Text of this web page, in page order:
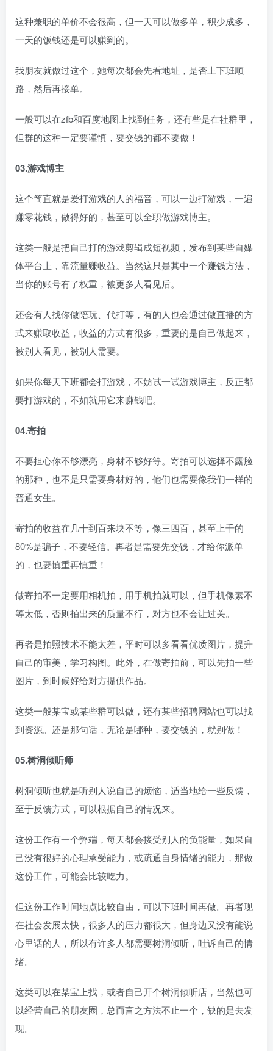
这种兼职的单价不会很高，但一天可以做多单，积少成多，
一天的饭钱还是可以赚到的。
我朋友就做过这个，她每次都会先看地址，是否上下班顺
路，然后再接单。
一般可以在zfb和百度地图上找到任务，还有些是在社群里，
但群的这种一定要谨慎，要交钱的都不要做！
03.游戏博主
这个简直就是爱打游戏的人的福音，可以一边打游戏，一遍
赚零花钱，做得好的，甚至可以全职做游戏博主。
这类一般是把自己打的游戏剪辑成短视频，发布到某些自媒
体平台上，靠流量赚收益。当然这只是其中一个赚钱方法，
当你的账号有了权重，被更多人看见后。
还会有人找你做陪玩、代打等，有的人也会通过做直播的方
式来赚取收益，收益的方式有很多，重要的是自己做起来，
被别人看见，被别人需要。
如果你每天下班都会打游戏，不妨试一试游戏博主，反正都
要打游戏的，不如就用它来赚钱吧。
04.寄拍
不要担心你不够漂亮，身材不够好等。寄拍可以选择不露脸
的那种，也不是只需要身材好的，他们也需要像我们一样的
普通女生。
寄拍的收益在几十到百来块不等，像三四百，甚至上千的
80%是骗子，不要轻信。再者是需要先交钱，才给你派单
的，也要慎重再慎重！
做寄拍不一定要用相机拍，用手机拍就可以，但手机像素不
等太低，否则拍出来的质量不行，对方也不会让过关。
再者是拍照技术不能太差，平时可以多看看优质图片，提升
自己的审美，学习构图。此外，在做寄拍前，可以先拍一些
图片，到时候好给对方提供作品。
这类一般某宝或某些群可以做，还有某些招聘网站也可以找
到资源。还是那句话，无论是哪种，要交钱的，就别做！
05.树洞倾听师
树洞倾听也就是听别人说自己的烦恼，适当地给一些反馈，
至于反馈方式，可以根据自己的情况来。
这份工作有一个弊端，每天都会接受别人的负能量，如果自
己没有很好的心理承受能力，或疏通自身情绪的能力，那做
这份工作，可能会比较吃力。
但这份工作时间地点比较自由，可以下班时间再做。再者现
在社会发展太快，很多人的压力都很大，但身边又没有能说
心里话的人，所以有许多人都需要树洞倾听，吐诉自己的情
绪。
这类可以在某宝上找，或者自己开个树洞倾听店，当然也可
以经营自己的朋友圈，总而言之方法不止一个，缺的是去发
现。